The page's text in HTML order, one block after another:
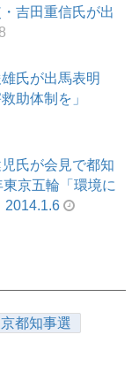
吉田重信氏が出
氏が出馬表明
助体制を」
氏が会見で都知
京五輪「環境に
2014.1.6
都知事選